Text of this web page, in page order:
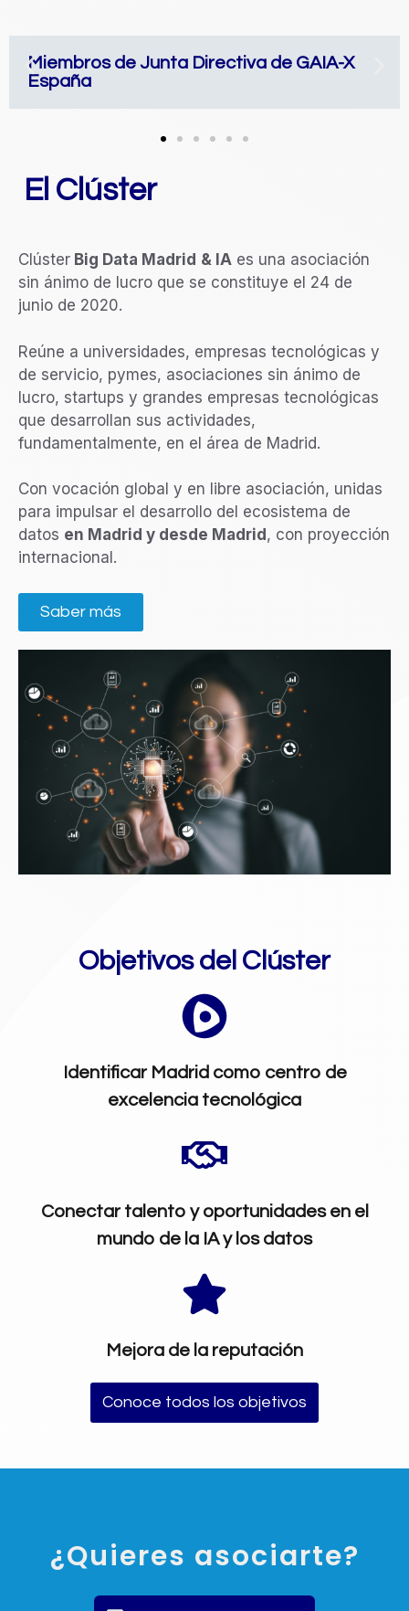
Miembros de Junta Directiva de GAIA-X
España
El Clúster
Clúster Big Data Madrid & IA es una asociación
sin ánimo de lucro que se constituye el 24 de
junio de 2020.
Reúne a universidades, empresas tecnológicas y
de servicio, pymes, asociaciones sin ánimo de
lucro, startups y grandes empresas tecnológicas
que desarrollan sus actividades,
fundamentalmente, en el área de Madrid.
Con vocación global y en libre asociación, unidas
para impulsar el desarrollo del ecosistema de
datos en Madrid y desde Madrid , con proyección
internacional.
Saber más
Objetivos del Clúster
Identificar Madrid como centro de
excelencia tecnológica
Conectar talento y oportunidades en el
mundo de la IA y los datos
Mejora de la reputación
Conoce todos los objetivos
¿Quieres asociarte?